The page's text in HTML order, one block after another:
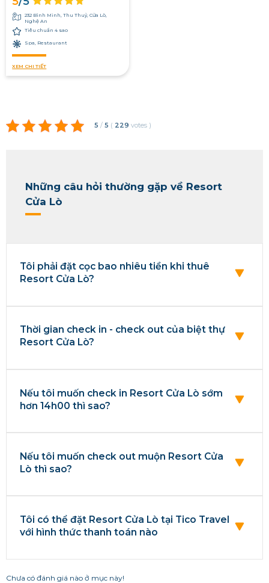
232 Bình Minh, Thu Thuỷ, Cửa Lò,
Nghệ An
Tiêu chuẩn 4 sao
Spa, Restaurant
XEM CHI TIẾT
5 / 5 ( 229 votes )
Những câu hỏi thường gặp về Resort
Cửa Lò
Tôi phải đặt cọc bao nhiêu tiền khi thuê
Resort Cửa Lò?
Thời gian check in - check out của biệt thự
Resort Cửa Lò?
Nếu tôi muốn check in Resort Cửa Lò sớm
hơn 14h00 thì sao?
Nếu tôi muốn check out muộn Resort Cửa
Lò thì sao?
Tôi có thể đặt Resort Cửa Lò tại Tico Travel
với hình thức thanh toán nào
Chưa có đánh giá nào ở mục này!